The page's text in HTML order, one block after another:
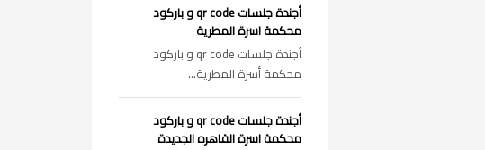
أجندة جلسات qr code و باركود
محكمة اسرة المطرية
أجندة جلسات qr code و باركود
محكمة أسرة المطرية...
أجندة جلسات qr code و باركود
محكمة اسرة القاهره الجديدة